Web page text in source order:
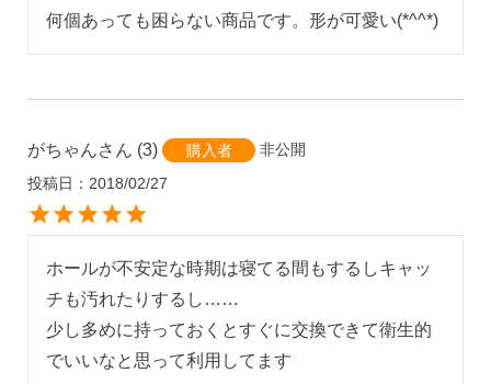
平日 9:00〜17:00
即日発送
金属アレルギーが出た
用後の返品可
がちゃん 3 購入者
非公開
投稿日
2018/02/27
ホールが不安定な時期は寝てる間もするしキャッ
チも汚れたりするし……
少し多めに持っておくとすぐに交換できて衛生的
でいいなと思って利用してます